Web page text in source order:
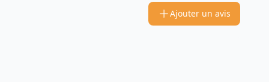
Ajouter un avis